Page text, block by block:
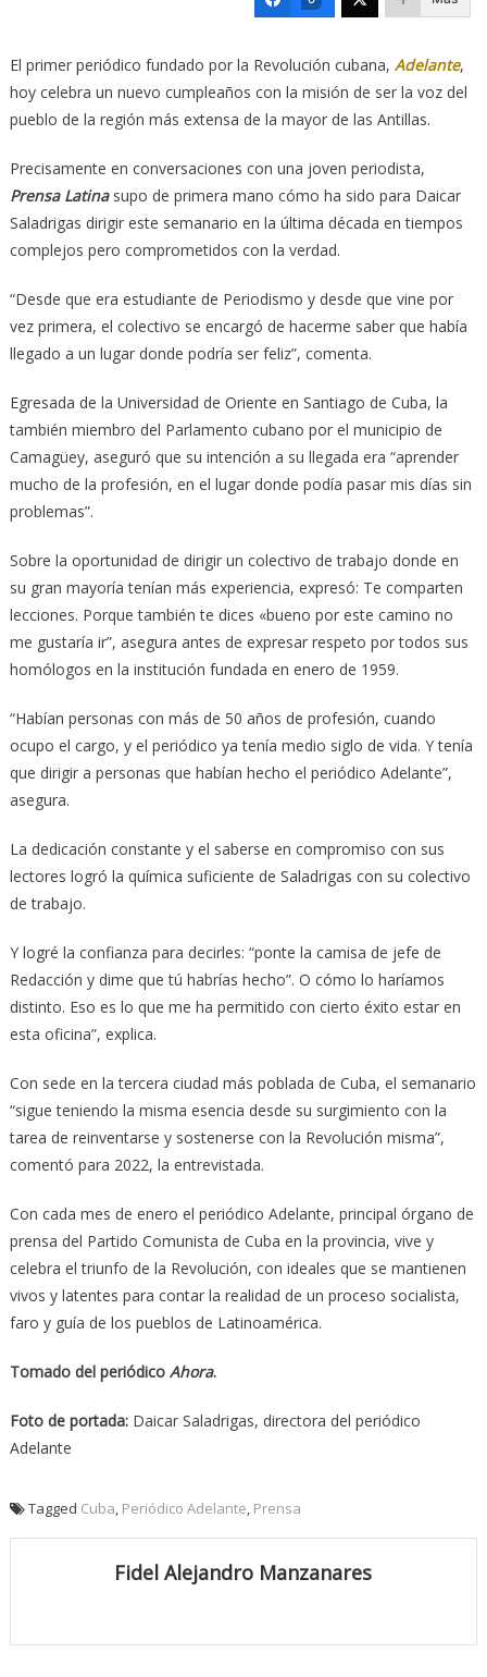
El primer periódico fundado por la Revolución cubana, Adelante,
hoy celebra un nuevo cumpleaños con la misión de ser la voz del
pueblo de la región más extensa de la mayor de las Antillas.
Precisamente en conversaciones con una joven periodista,
Prensa Latinasupo de primera mano cómo ha sido para Daicar
Saladrigas dirigir este semanario en la última década en tiempos
complejos pero comprometidos con la verdad.
“Desde que era estudiante de Periodismo y desde que vine por
vez primera, el colectivo se encargó de hacerme saber que había
llegado a un lugar donde podría ser feliz”, comenta.
Egresada de la Universidad de Oriente en Santiago de Cuba, la
también miembro del Parlamento cubano por el municipio de
Camagüey, aseguró que su intención a su llegada era “aprender
mucho de la profesión, en el lugar donde podía pasar mis días sin
problemas”.
Sobre la oportunidad de dirigir un colectivo de trabajo donde en
su gran mayoría tenían más experiencia, expresó: Te comparten
lecciones. Porque también te dices «bueno por este camino no
me gustaría ir”, asegura antes de expresar respeto por todos sus
homólogos en la institución fundada en enero de 1959.
“Habían personas con más de 50 años de profesión, cuando
ocupo el cargo, y el periódico ya tenía medio siglo de vida. Y tenía
que dirigir a personas que habían hecho el periódico Adelante”,
asegura.
La dedicación constante y el saberse en compromiso con sus
lectores logró la química suficiente de Saladrigas con su colectivo
de trabajo.
Y logré la confianza para decirles: “ponte la camisa de jefe de
Redacción y dime que tú habrías hecho”. O cómo lo haríamos
distinto. Eso es lo que me ha permitido con cierto éxito estar en
esta oficina”, explica.
Con sede en la tercera ciudad más poblada de Cuba, el semanario
“sigue teniendo la misma esencia desde su surgimiento con la
tarea de reinventarse y sostenerse con la Revolución misma”,
comentó para 2022, la entrevistada.
Con cada mes de enero el periódico Adelante, principal órgano de
prensa del Partido Comunista de Cuba en la provincia, vive y
celebra el triunfo de la Revolución, con ideales que se mantienen
vivos y latentes para contar la realidad de un proceso socialista,
faro y guía de los pueblos de Latinoamérica.
Tomado del periódico Ahora.
Foto de portada:Daicar Saladrigas, directora del periódico
Adelante
Tagged Cuba Periódico Adelante Prensa
Fidel Alejandro Manzanares